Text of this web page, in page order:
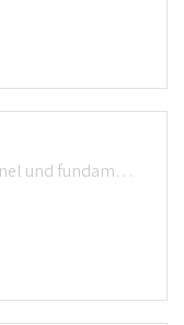
tpo bahnen für tunnel und fundamente (1,1mb)